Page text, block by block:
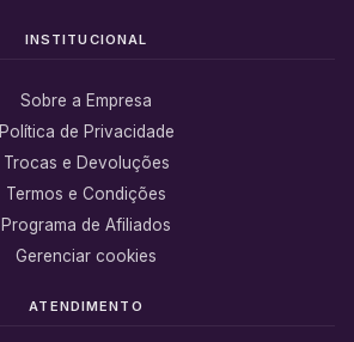
INSTITUCIONAL
Sobre a Empresa
Política de Privacidade
Trocas e Devoluções
Termos e Condições
Programa de Afiliados
Gerenciar cookies
ATENDIMENTO